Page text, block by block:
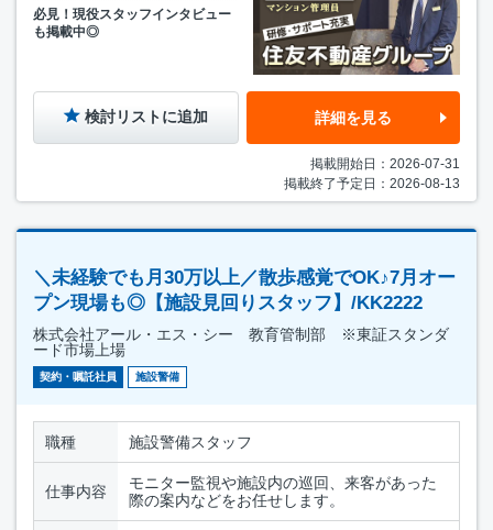
必見！現役スタッフインタビュー
も掲載中◎
検討リストに追加 詳細を見る
掲載開始日：2026-07-31
掲載終了予定日：2026-08-13
＼未経験でも月30万以上／散歩感覚でOK♪7月オー
プン現場も◎【施設見回りスタッフ】/KK2222
株式会社アール・エス・シー 教育管制部 ※東証スタンダ
ード市場上場
契約・嘱託社員 施設警備
職種 施設警備スタッフ
仕事内容
モニター監視や施設内の巡回、来客があった
際の案内などをお任せします。